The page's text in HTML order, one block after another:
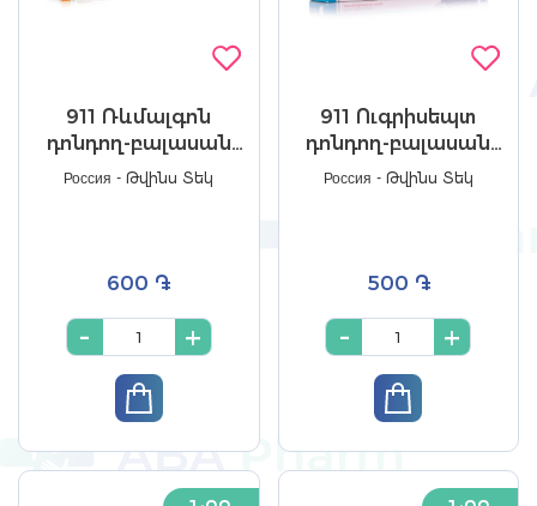
911 Ռևմալգոն
դոնդող-բալասան
մարմնի համար
Россия - Թվինս Տեկ
600 ֏
- +
911 Ուգրիսեպտ
դոնդող-բալասան
կորյակների դեմ
Россия - Թվինս Տեկ
500 ֏
- +